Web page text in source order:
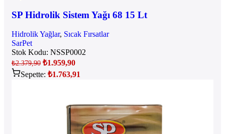
SP Hidrolik Sistem Yağı 68 15 Lt
Hidrolik Yağlar, Sıcak Fırsatlar
SarPet
Stok Kodu: NSSP0002
₺2.379,90 ₺1.959,90
Sepette: ₺1.763,91